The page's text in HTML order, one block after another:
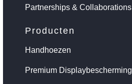
Partnerships & Collaborations
Producten
Handhoezen
Premium Displaybescherming